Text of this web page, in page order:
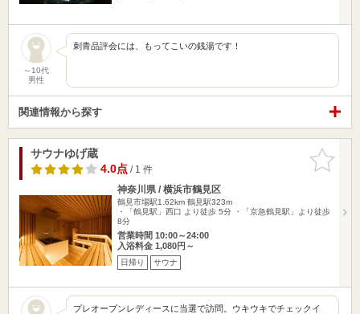
～10代
男性
刺青品評会には、もってこいの銭湯です！
関連情報から探す
お気に入
りに追加
サウナゆげ蔵
4.0点/ 1 件
神奈川県 / 横浜市鶴見区
鶴見市場駅1.62km 鶴見駅323m
・「鶴見駅」西口 より徒歩 5分 ・「京急鶴見駅」より徒歩
8分
営業時間 10:00～24:00
入浴料金 1,080円～
日帰り サウナ
プレオープンレディースに当選で訪問。ウキウキでチェックイ